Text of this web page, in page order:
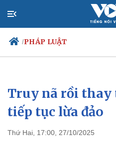
/PHÁP LUẬT
Chính trị
Đảng
Tổ chức nhân sự
Nhận diện sự thật
Truy nã rồi thay
tiếp tục lừa đảo
Thứ Hai, 17:00, 27/10/2025